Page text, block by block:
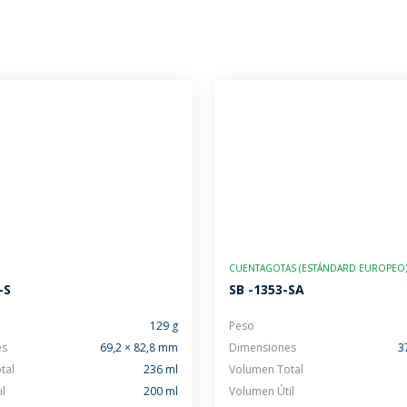
129 g
69,2 × 82,8 mm
236 ml
200 ml
CUENTAGOTAS (ESTÁNDARD EUROPEO)
SB -1353-SA
Peso
Dimensiones
Volumen Total
Volumen Útil